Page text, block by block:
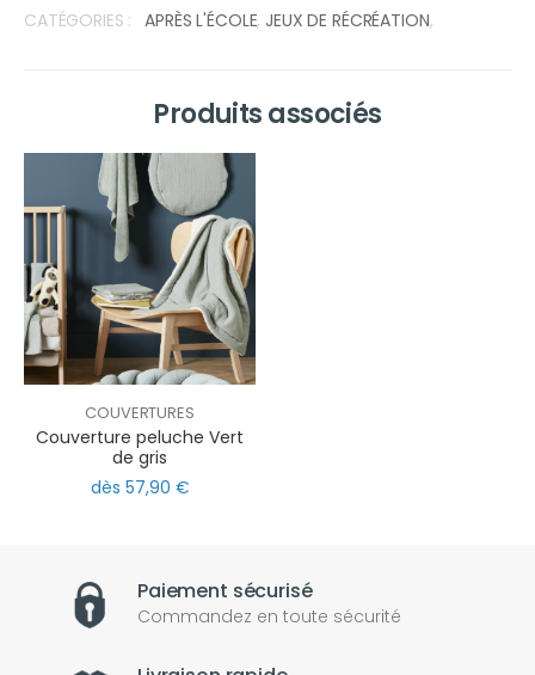
CATÉGORIES : APRÈS L'ÉCOLE, JEUX DE RÉCRÉATION,
Produits associés
COUVERTURES
Couverture peluche Vert
de gris
dès 57,90 €
Paiement sécurisé
Commandez en toute sécurité